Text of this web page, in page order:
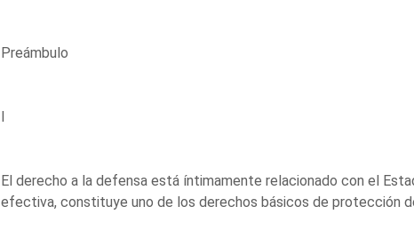
Preámbulo
I
El derecho a la defensa está íntimamente relacionado con el
efectiva, constituye uno de los derechos básicos de protección